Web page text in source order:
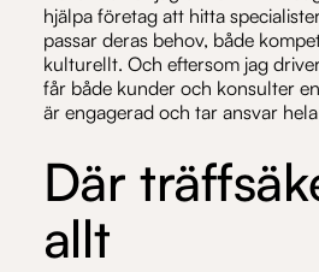
hjälpa företag att hitta
passar deras behov, både
kulturellt. Och eftersom jag
får både kunder och konsulter
är engagerad och tar ansvar
Där
allt